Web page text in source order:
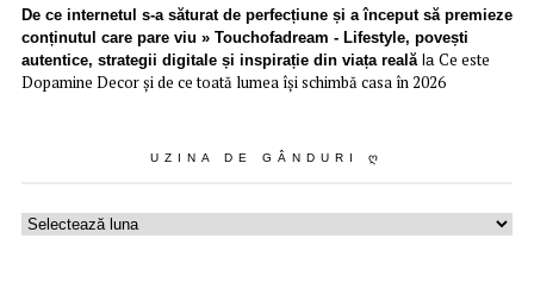
De ce internetul s-a săturat de perfecțiune și a început să premieze
conținutul care pare viu » Touchofadream - Lifestyle, povești
autentice, strategii digitale și inspirație din viața realăla Ce este
Dopamine Decor și de ce toată lumea își schimbă casa în 2026
UZINA DE GÂNDURI Ღ
Uzina